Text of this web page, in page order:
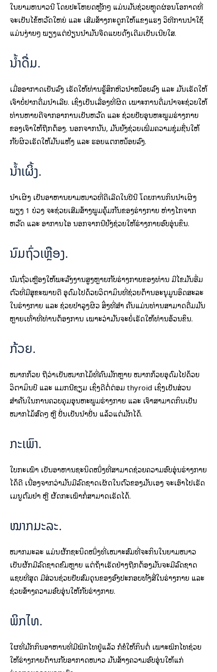
ໃນຍາມຫນາວນີ້ ໂດຍປະໂຫຍດຫຼັກໆ ແມ່ນມັນຊ່ວຍຫຼຸດຜ່ອນໂອກາດທີ່
ຈະເປັນໄຂ້ຫວັດໃຫຍ່ ແລະ ເສີມສ້າງກະດູກໃຫ້ແຂງແຮງ ວິທີການນໍາໃຊ້
ແມ່ນງ່າຍໆ ພຽງແຕ່ປ່ຽນນໍ້າມັນຈືດແບບດັ້ງເດີມເປັນເນີຍໃສ.
ນໍ້າດື່ມ.
ເມື່ອອາກາດເຢັນລົງ ເຮັດໃຫ້ທ່ານຮູ້ສຶກຫິວນໍ້າໜ້ອຍລົງ ແລະ ມັນເຮັດໃຫ້
ເຈົ້າບໍ່ຢາກດື່ມນໍ້າເລີຍ. ເຊິ່ງເປັນເລື່ອງທີ່ຜິດ ເພາະການດື່ມນ້ຳຈະຊ່ວຍໃຫ້
ທ່ານຫາຍດີຈາກອາການເປັນຫວັດ ແລະ ຊ່ວຍປັບອຸນຫະພູມຮ່າງກາຍ
ຂອງເຈົ້າໃຫ້ຖືກຕ້ອງ. ນອກຈາກນັ້ນ, ມັນຍັງຊ່ວຍເພີ່ມຄວາມຊຸ່ມຊື່ນໃຫ້
ກັບຜິວເຮັດໃຫ້ມັນແຫ້ງ ແລະ ຮອຍແຕກໜ້ອຍລົງ.
ນໍ້າເຜິ້ງ.
ນໍ້າເຜິ້ງ ເປັນອາຫານຍາມໜາວທີ່ດີເລີດໃນປີນີ້ ໂດຍການກິນນໍ້າເຜິ້ງ
ພຽງ 1 ບ່ວງ ຈະຊ່ວຍເສີມສ້າງພູມຄຸ້ມກັນຂອງຮ່າງກາຍ ຫ່າງໄກຈາກ
ຫວັດ ແລະ ອາການໄອ ນອກຈາກນີ້ຍັງຊ່ວຍໃຫ້ຮ່າງກາຍອົບອຸ່ນຂຶ້ນ.
ນົມຖົ່ວເຫຼືອງ.
ນົມຖົ່ວເຫຼືອງໃຫ້ພະລັງງານສູງຫຼາຍກັບ​ຮ່າງ​ກາຍ​ຂອງ​ທ່ານ​ ມີໄຂມັນອີ່ມ
ຕົວທີ່ມີສຸຂະພາບດີ ອຸດົມໄປດ້ວຍວິຕາມິນທີ່ຊ່ວຍຕ້ານອະນຸມູນອິດສະລະ
ໃນຮ່າງກາຍ ແລະ ຊ່ວຍບໍາລຸງຜິວ ສິ່ງທີ່ສຳ ຄັນແມ່ນທ່ານສາມາດດື່ມມັນ
ຫຼາຍເທົ່າທີ່ທ່ານຕ້ອງການ ເພາະວ່າມັນຈະບໍ່ເຮັດໃຫ້ທ່ານອ້ວນຂຶ້ນ.
ກ້ວຍ.
ໝາກກ້ວຍ ຖືວ່າເປັນໝາກໄມ້ທີ່ຄົນມັກຫຼາຍ ໝາກກ້ວຍອຸດົມໄປດ້ວຍ
ວິຕາມິນບີ ແລະ ແມກນີຊຽມ ເຊິ່ງດີຕໍ່ຕ່ອມ thyroid ເຊິ່ງເປັນສ່ວນ
ສຳຄັນໃນການຄວບຄຸມອຸນຫະພູມຮ່າງກາຍ ແລະ ເຈົ້າສາມາດກິນເປັນ
ໝາກໄມ້ສົດໆ ຫຼື ປັ່ນເປັນນໍ້າປັ່ນ ແລ້ວແຕ່ມັກໄດ້.
ກະເພົາ.
ໃບກະເພົາ ເປັນອາຫານຊະນິດໜຶ່ງທີ່ສາມາດຊ່ວຍຄວາມອົບອຸ່ນຮ່າງກາຍ
ໄດ້ດີ ເນື່ອງຈາກວ່າມັນມີລົດຊາດເຜັດໃນຕົວຂອງມັນເອງ ຈະເອົາໄປເຮັດ
ເມນູຕົ້ມຍໍາ ຫຼື ຜັດກະເພົາກໍ່ສາມາດເຮັດໄດ້.
ໝາກມະລະ.
ໝາກມະລະ ແມ່ນຜັກຊະນິດໜຶ່ງທີ່ເໝາະສົມທີ່ຈະກິນໃນຍາມໜາວ
ເປັນຜັກມີລົດຊາດຂົມຫຼາຍ ແຕ່ຖ້າເຮັດຢ່າງຖືກຕ້ອງມັນຈະມີລົດຊາດ
ແຊບທີ່ສຸດ ມີສ່ວນຊ່ວຍປັບສົມດຸນຂອງອົງປະກອບທັງສີ່ໃນຮ່າງກາຍ ແລະ
ຊ່ວຍສ້າງຄວາມອົບອຸ່ນໃຫ້ກັບຮ່າງກາຍ.
ພິກໄທ.
ໃຜທີ່ມັກກິນອາຫານທີ່ມີພິກໄທຢູ່ແລ້ວ ກໍຂໍໃຫ້ກິນຕໍ່ ເພາະພິກໄທຊ່ວຍ
ໃຫ້ຮ່າງກາຍຕ້ານກັບອາກາດໜາວ ມັນສ້າງຄວາມອົບອຸ່ນໃຫ້ແກ່